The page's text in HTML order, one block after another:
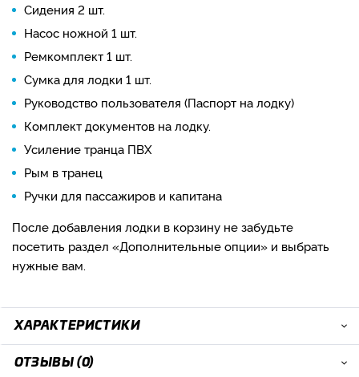
Сидения 2 шт.
Насос ножной 1 шт.
Ремкомплект 1 шт.
Сумка для лодки 1 шт.
Руководство пользователя (Паспорт на лодку)
Комплект документов на лодку.
Усиление транца ПВХ
Рым в транец
Ручки для пассажиров и капитана
После добавления лодки в корзину не забудьте
посетить раздел «Дополнительные опции» и выбрать
нужные вам.
ХАРАКТЕРИСТИКИ
ОТЗЫВЫ (0)